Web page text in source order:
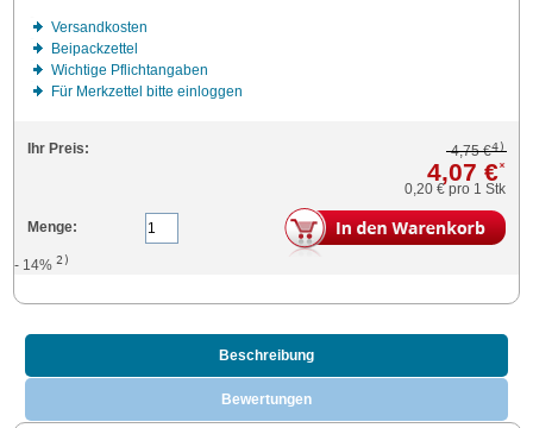
Versandkosten
Beipackzettel
Wichtige Pflichtangaben
Für Merkzettel bitte einloggen
Ihr Preis: 4,75 €4)
4,07 €*
0,20 €pro 1 Stk
Menge:
- 14%2)
Beschreibung
Bewertungen